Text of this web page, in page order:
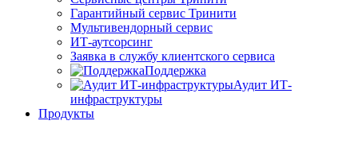
Гарантийный сервис Тринити
Мультивендорный сервис
ИТ-аутсорсинг
Заявка в службу клиентского сервиса
Поддержка
Аудит ИТ-
инфраструктуры
Продукты